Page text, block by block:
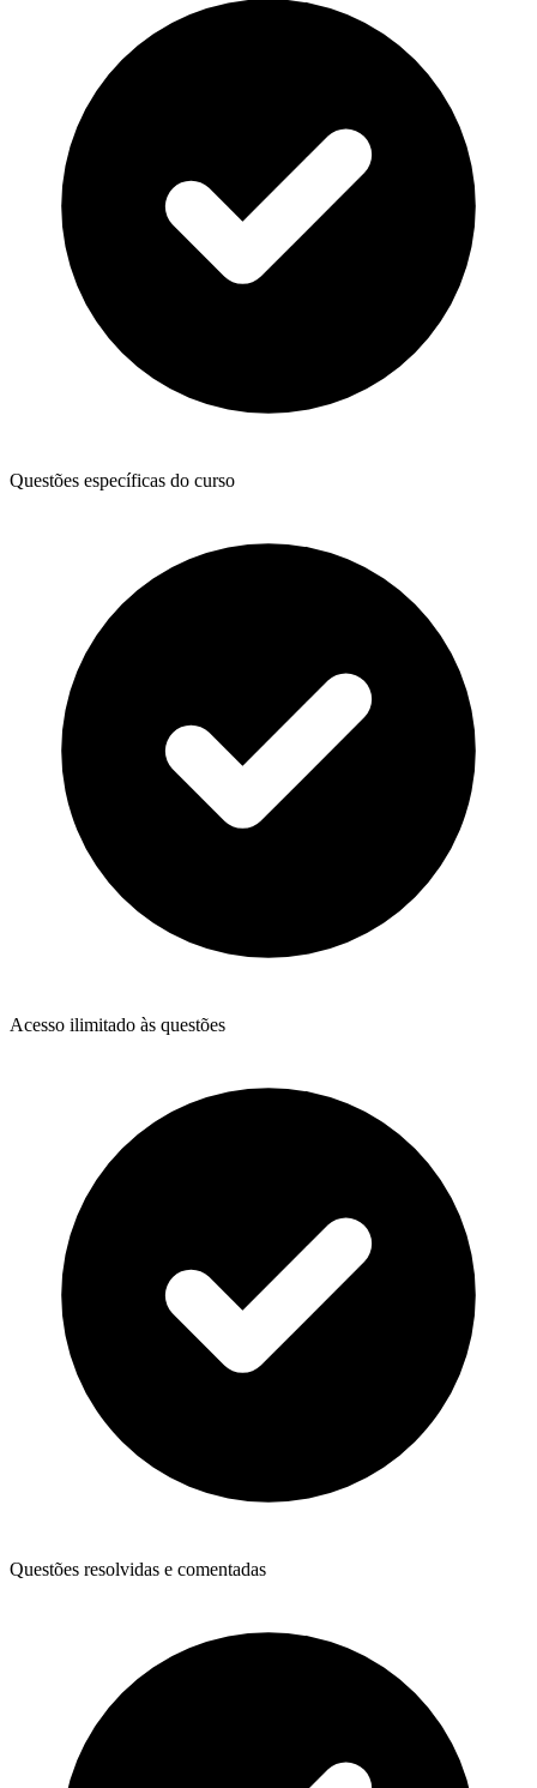
Questões específicas do curso
Acesso ilimitado às questões
Questões resolvidas e comentadas